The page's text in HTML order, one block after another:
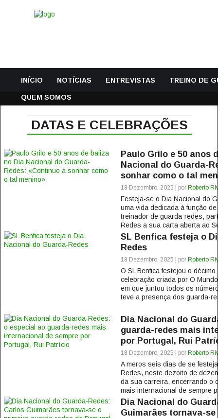
INÍCIO NOTÍCIAS ENTREVISTAS TREINO DE
QUEM SOMOS
DATAS E CELEBRAÇÕES
Paulo Grilo e 50 anos
Nacional do Guarda-
sonhar como o tal
18 Dezembro, 2025 | por Roberto
Festeja-se o Dia Nacional do
uma vida dedicada à função
treinador de guarda-redes,
Redes a sua carta aberta ao
SL Benfica festeja o
Redes
18 Dezembro, 2025 | por Roberto
O SL Benfica festejou o
celebração criada por O
em que juntou todos os
teve a presença dos guarda-
Dia Nacional do
guarda-redes mais
por Portugal, Rui
18 Dezembro, 2025 | por Roberto
A meros seis dias de se
Redes, neste dezoito de
da sua carreira, encerrando o
mais internacional de sempre
Dia Nacional do
Guimarães tornava-